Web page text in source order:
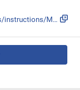
http://www.pyramida.ua/public/files/files/instructions/Manu...